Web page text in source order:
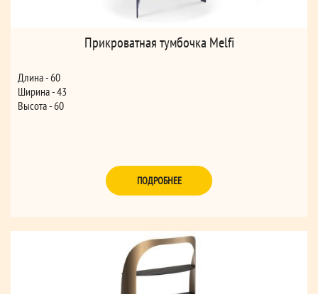
Прикроватная тумбочка Melfi
Длина - 60
Ширина - 43
Высота - 60
ПОДРОБНЕЕ